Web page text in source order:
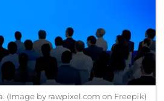
(Image by rawpixel.com on Freepik)